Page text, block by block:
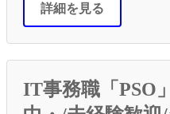
詳細を見る
IT事務職「PSO